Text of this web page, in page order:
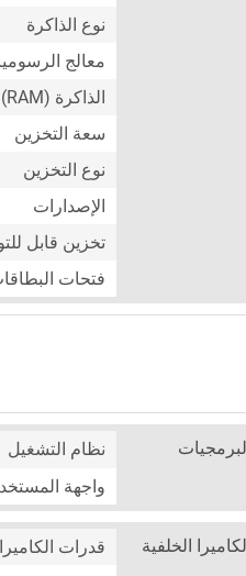
نوع الذاكرة
معالج
الذاكرة (RAM)
سعة التخزين
نوع التخزين
الإصدارات
تخزين قابل
فتحات
نظام التشغيل
واجهة
الخلفية قدرات الكاميرا